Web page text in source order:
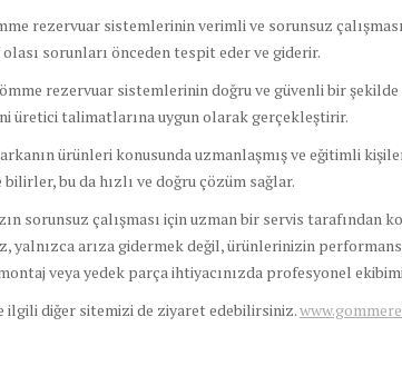
rezervuar sistemlerinin verimli ve sorunsuz
sorunları önceden tespit eder ve giderir.
rezervuar sistemlerinin doğru ve güvenli bir
üretici talimatlarına uygun olarak gerçekleştirir.
ürünleri konusunda uzmanlaşmış ve eğitimli
bu da hızlı ve doğru çözüm sağlar.
sorunsuz çalışması için uzman bir servis tarafından
yalnızca arıza gidermek değil, ürünlerinizin
veya yedek parça ihtiyacınızda profesyonel
ilgili diğer sitemizi de ziyaret edebilirsiniz.